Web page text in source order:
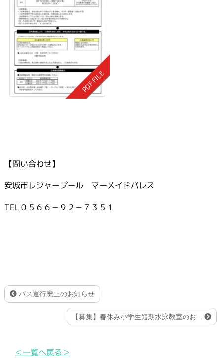
【問い合わせ】
安城市レジャープール マーメイドパレス
TEL０５６６－９２－７３５１
バス運行廃止のお知らせ
【募集】春休み小学生短期水泳教室のお...
＜一覧へ戻る＞